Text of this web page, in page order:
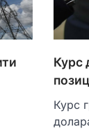
Курс
Курс